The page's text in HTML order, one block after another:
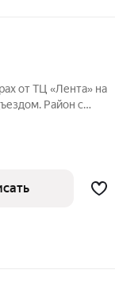
от ТЦ «Лента» на
Район с
деревянный дом,